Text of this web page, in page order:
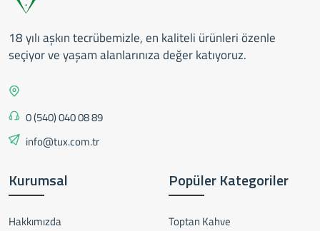
18 yılı aşkın tecrübemizle, en kaliteli ürünleri özenle
seçiyor ve yaşam alanlarınıza değer katıyoruz.
0 (540) 040 08 89
info@tux.com.tr
Kurumsal
Hakkımızda
Popüler Kategoriler
Toptan Kahve